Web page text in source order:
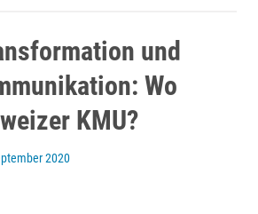
und
Erkenntnisse
zur
Nutzung
und
Wo
KMU?
2020